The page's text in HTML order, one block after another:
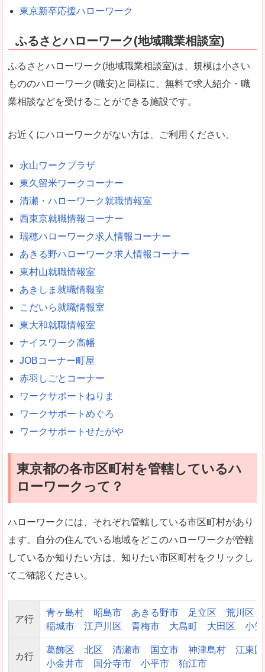
東京新卒応援ハローワーク
ふるさとハローワーク(地域職業相談室)
ふるさとハローワーク(地域職業相談室)は、規模は小さい
もののハローワーク(職安)と同様に、無料で求人紹介・職
業相談などを受けることができる施設です。
お近くにハローワークがない方は、ご利用ください。
永山ワークプラザ
東久留米ワークコーナー
清瀬・ハローワーク就職情報室
西東京就職情報コーナー
瑞穂ハローワーク求人情報コーナー
あきる野ハローワーク求人情報コーナー
東村山就職情報室
あきしま就職情報室
こだいら就職情報室
東大和就職情報室
ナイスワーク高幡
JOBコーナー町屋
赤羽しごとコーナー
ワークサポートねりま
ワークサポートめぐろ
ワークサポートせたがや
東京都の各市区町村を管轄しているハ
ローワークって？
ハローワークには、それぞれ管轄している市区町村があり
ます。自分の住んでいる地域をどこのハローワークが管轄
しているか知りたい方は、知りたい市区町村をクリックし
てご確認ください。
ア行
青ヶ島村 昭島市 あきる野市 足立区 荒川区
稲城市
江戸川区 青梅市 大島町 大田区 小
カ行
葛飾区 北区 清瀬市 国立市 神津島村
江東区
小金井市
国分寺市 小平市 狛江市